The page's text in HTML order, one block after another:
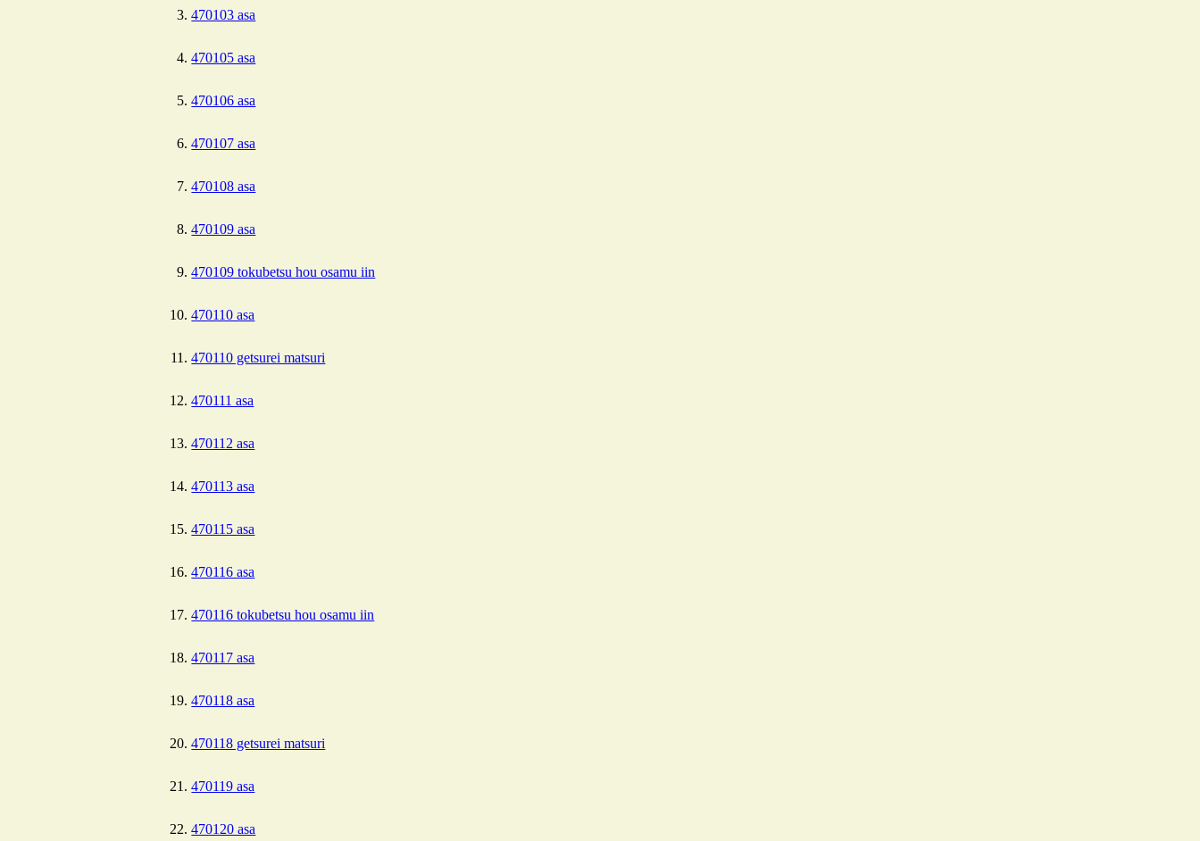
470103 asa
470105 asa
470106 asa
470107 asa
470108 asa
470109 asa
470109 tokubetsu hou osamu iin
470110 asa
470110 getsurei matsuri
470111 asa
470112 asa
470113 asa
470115 asa
470116 asa
470116 tokubetsu hou osamu iin
470117 asa
470118 asa
470118 getsurei matsuri
470119 asa
470120 asa